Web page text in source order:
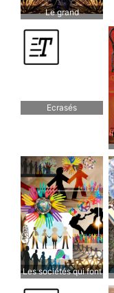
Le grand
Ecrasés
Les sociétés qui font